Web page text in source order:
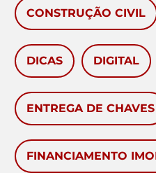
CONSTRUÇÃO CIVIL
DICAS DIGITAL
ENTREGA DE CHAVES
FINANCIAMENTO